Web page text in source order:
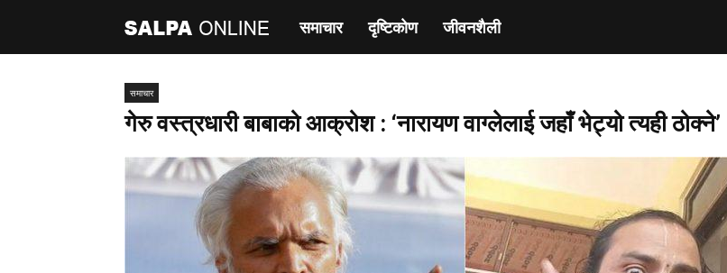
साल्पा
समाचार दृष्टिकाेण जीवनशैली
समाचार
गेरु वस्त्रधारी बाबाको आक्रोश : ‘नारायण वाग्लेलाई जहाँ भेट्यो त्यही ठोक्ने’